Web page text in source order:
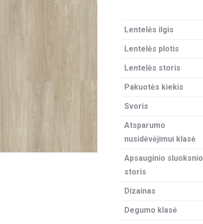
Lentelės ilgis
Lentelės plotis
Lentelės storis
Pakuotės kiekis
Svoris
Atsparumo
nusidėvėjimui klasė
Apsauginio sluoksnio
storis
Dizainas
Degumo klasė